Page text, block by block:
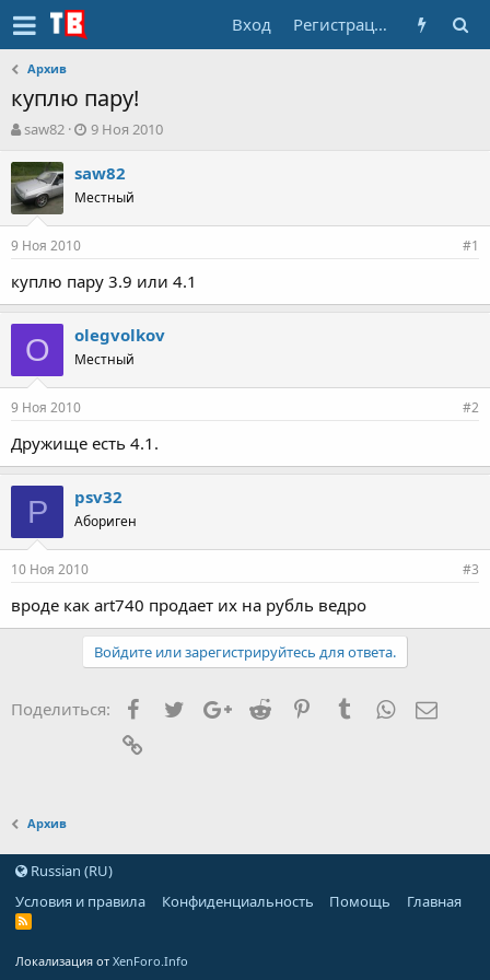
Вход Регистрация
Архив
куплю пару!
А
т
о
р
т
е
ы
saw82
Д
т
н
а
л
а
9 Ноя 2010
saw82
Местный
9 Ноя 2010 #1
куплю пару 3.9 или 4.1
O olegvolkov
Местный
9 Ноя 2010 #2
Дружище есть 4.1.
P psv32
Абориген
10 Ноя 2010 #3
вроде как art740 продает их на рубль ведро
Войдите или зарегистрируйтесь для ответа.
Поделиться: FacebookTwitterGoogle+
Reddit PinterestTumblrWhatsApp
Архив
Russian (RU)
Условия и правила
Конфиденциальность Помощь Главная
Локализация от XenForo.Info